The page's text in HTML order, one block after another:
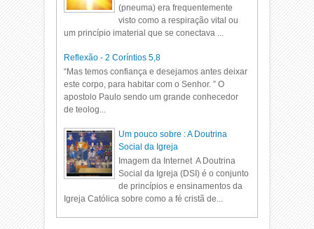
(pneuma) era frequentemente
visto como a respiração vital ou
um princípio imaterial que se conectava ...
Reflexão - 2 Coríntios 5,8
“Mas temos confiança e desejamos antes deixar
este corpo, para habitar com o Senhor. ” O
apostolo Paulo sendo um grande conhecedor
de teolog...
Um pouco sobre : A Doutrina
Social da Igreja
Imagem da Internet A Doutrina
Social da Igreja (DSI) é o conjunto
de princípios e ensinamentos da
Igreja Católica sobre como a fé cristã de...